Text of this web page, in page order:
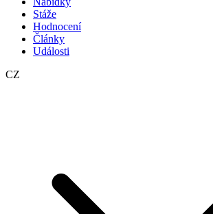
Stáže
Hodnocení
Články
Události
CZ